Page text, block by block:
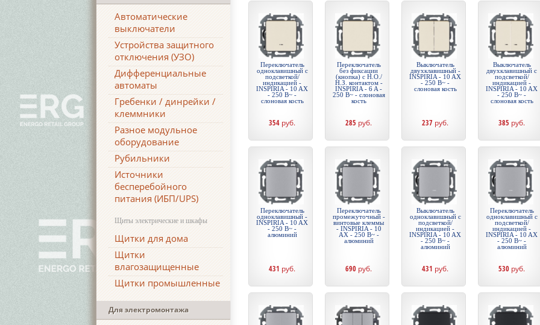
Автоматические
выключатели
Устройства защитного
отключения (УЗО)
Дифференциальные
автоматы
Гребенки / динрейки /
клеммники
Разное модульное
оборудование
Рубильники
Источники
бесперебойного
питания (ИБП/UPS)
Щиты электрические и шкафы
Щитки для дома
Щитки
влагозащищенные
Щитки промышленные
Для электромонтажа
Переключатель
одноклавишный с
подсветкой/
индикацией -
INSPIRIA - 10 AX
- 250 В~ -
слоновая кость
354 руб.
Переключатель
без фиксации
(кнопка) с Н.О./
Н.З. контактом -
INSPIRIA - 6 A -
250 В~ - слоновая
кость
285 руб.
Выключатель
двухклавишный -
INSPIRIA - 10 AX
- 250 В~ -
слоновая кость
237 руб.
Выключатель
двухклавишный с
подсветкой/
индикацией -
INSPIRIA - 10 AX
- 250 В~ -
слоновая кость
385 руб.
Переключатель
одноклавишный -
INSPIRIA - 10 AX
- 250 В~ -
алюминий
431 руб.
Переключатель
промежуточный -
винтовые клеммы
- INSPIRIA - 10
AX - 250 В~ -
алюминий
690 руб.
Выключатель
одноклавишный с
подсветкой/
индикацией -
INSPIRIA - 10 AX
- 250 В~ -
алюминий
431 руб.
Переключатель
одноклавишный с
подсветкой/
индикацией -
INSPIRIA - 10 AX
- 250 В~ -
алюминий
530 руб.